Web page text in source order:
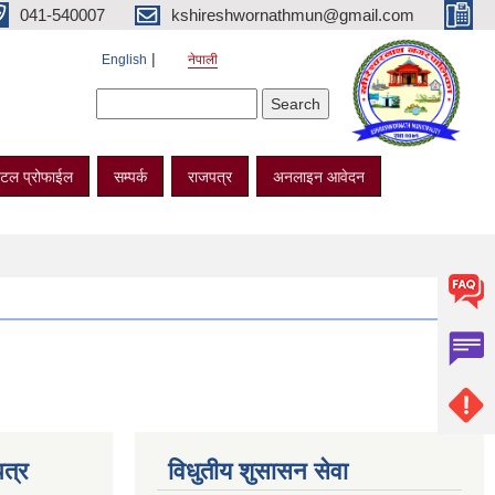
041-540007 kshireshwornathmun@gmail.com
English नेपाली
प्रोफाईल सम्पर्क राजपत्र अनलाइन आवेदन
विधुतीय शुसासन सेवा